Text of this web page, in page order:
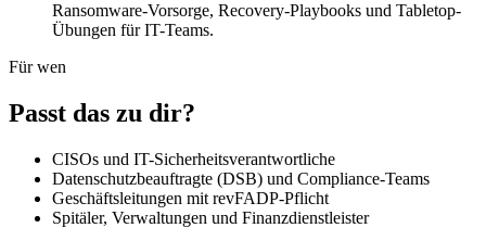
Ransomware-Vorsorge, Recovery-Playbooks und Tabletop-
Übungen für IT-Teams.
Für wen
Passt das zu dir?
CISOs und IT-Sicherheitsverantwortliche
Datenschutzbeauftragte (DSB) und Compliance-Teams
Geschäftsleitungen mit revFADP-Pflicht
Spitäler, Verwaltungen und Finanzdienstleister